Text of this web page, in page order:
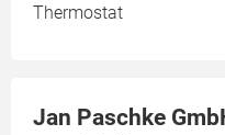
Thermostat
Jan Paschke